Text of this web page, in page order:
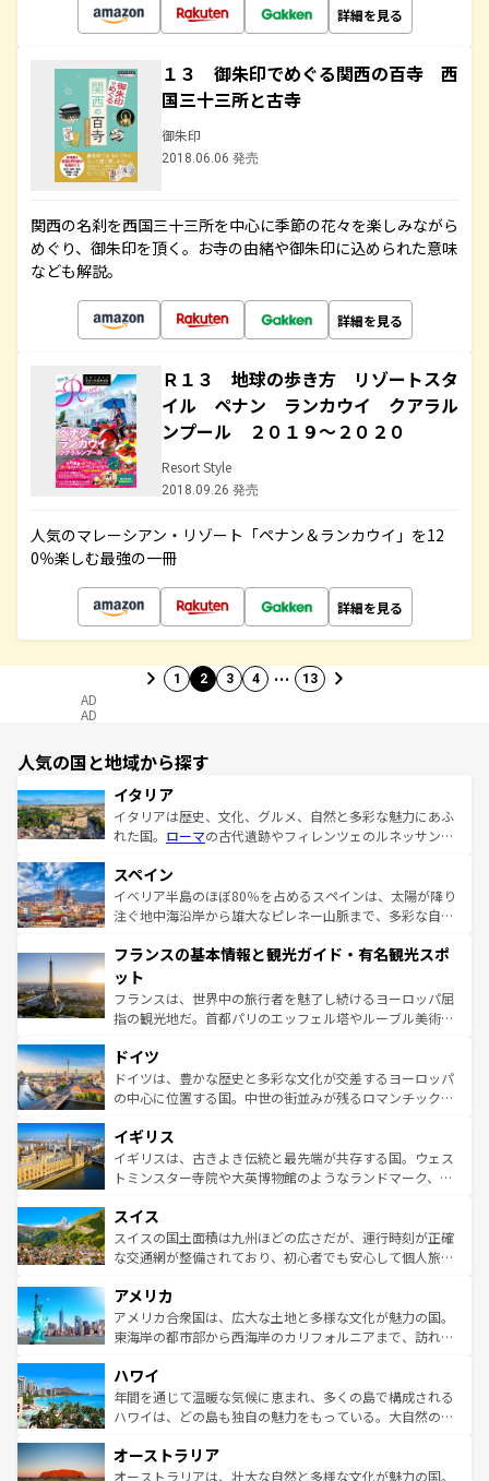
詳細を見る
１３ 御朱印でめぐる関西の百寺 西
国三十三所と古寺
御朱印
2018.06.06 発売
関西の名刹を西国三十三所を中心に季節の花々を楽しみながら
めぐり、御朱印を頂く。お寺の由緒や御朱印に込められた意味
なども解説。
詳細を見る
Ｒ１３ 地球の歩き方 リゾートスタ
イル ペナン ランカウイ クアラル
ンプール ２０１９～２０２０
Resort Style
2018.09.26 発売
人気のマレーシアン・リゾート「ペナン＆ランカウイ」を12
0％楽しむ最強の一冊
詳細を見る
1 2 3 4 … 13
AD
AD
人気の国と地域から探す
イタリア
イタリアは歴史、文化、グルメ、自然と多彩な魅力にあふ
れた国。 ローマの古代遺跡やフィレンツェのルネッサンス
ろん、トスカーナの美しい田園風景やアマルフィ海岸の絶
景など、自然景観も見逃せない。観光の合間には、本場の
ピザやパスタなど、絶品のイタリア料理を堪能することも
ませてくれるイタリアで、忘れられない旅をしてみよう！
なお、新着のイタリア情報は
しい。
スペイン
イベリア半島のほぼ80％を占めるスペインは、太陽が降り
注ぐ地中海沿岸から雄大なピレネー山脈まで、多彩な自然
文化が根付くこの国では、情熱的なフラメンコ、熱気あふ
れる闘牛、そして美味しいタパスが生活の一部となってい
る。首都マドリードの洗練された雰囲気や、バルセロナの
アートに溢れた街角から、地方では古代ローマ遺跡や中世
せる。地方によって風土や気候が異なるスペインはその個
性で訪れる人を魅了する。 なお、新着のスペイン情報は コ
ンテンツ一覧を参照してほしい。
フランスの基本情報と観光ガイド・有名観光スポ
ット
フランスは、世界中の旅行者を魅了し続けるヨーロッパ屈
指の観光地だ。首都パリのエッフェル塔やルーブル美術館
で、幅広い魅力が詰まっている。華麗な宮殿、歴史的な大
聖堂、美しいビーチ、そして豊かな自然が、訪れる者を心
から魅了する。また、フランスは美食の国としても知ら
いる。シャンパンの発祥地であるランス、プロヴァンスの
香り高いラベンダー畑など、多彩な楽しみ方が可能だ。さ
らに、パリ以外の地域にも魅力が溢れており、どの街角に
れる地方に足を運ぶとそれぞれで全く異なる文化を体験で
きるだろう。 なお、新着のフランス情報はコンテンツ一覧
を参照してほしい。
ドイツ
ドイツは、豊かな歴史と多彩な文化が交差するヨーロッパ
の中心に位置する国。中世の街並みが残るロマンチック街
顔を持つこの国は、どこを歩いても飽きることがない。ベ
ルリンの文化的活気、バイエルン州のアルプスの絶景、そ
してライン川沿いのワイン畑といった風景は必見。ビール
は、お酒好きな人にはぜひ体験してほしい。 なお、新着の
ドイツ情報はコンテンツ一覧を参照してほしい。
イギリス
イギリスは、古きよき伝統と最先端が共存する国。ウェス
トミンスター寺院や大英博物館のようなランドマーク、歴
リアごとに異なる魅力がある。また、優雅なアフタヌーン
ティー、ビール好きにはたまらない英国パブ、サッカー観
戦など、本場だからこそできる体験も豊富。イギリスを旅
ンツ一覧を参照してほしい。
スイス
スイスの国土面積は九州ほどの広さだが、運行時刻が正確
な交通網が整備されており、初心者でも安心して個人旅行
の建物がそのまま残る町や、スイスならではのユニークな
博物館もあり、アルプス観光だけでなく町歩きも満喫する
ことができる。国民の所得が高いため物価も高いが、旅行
ば市内交通費無料で観光を楽しむこともできる。 なお、新
着のスイス情報はコンテンツ一覧 を参照してほしい。
アメリカ
アメリカ合衆国は、広大な土地と多様な文化が魅力の国。
東海岸の都市部から西海岸のカリフォルニアまで、訪れる
のような巨大都市は、観光、ショッピング、エンターテイ
ンメントが詰まった刺激的なスポットだ。一方、アメリカ
西部には大自然が広がり、グランドキャニオンやイエロー
部のニューオーリンズでは、音楽と美食が融合した独特の
文化が魅力。旅行者はアメリカの各地域で異なる魅力を楽
ハワイ
年間を通じて温暖な気候に恵まれ、多くの島で構成される
ハワイは、どの島も独自の魅力をもっている。大自然の神
ワイ島は見逃せない。また、定番の観光地といえばオアフ
島だが、静かな自然を求めるならマウイ島やカウアイ島が
オーストラリア
オーストラリアは、壮大な自然と多様な文化が魅力の国。